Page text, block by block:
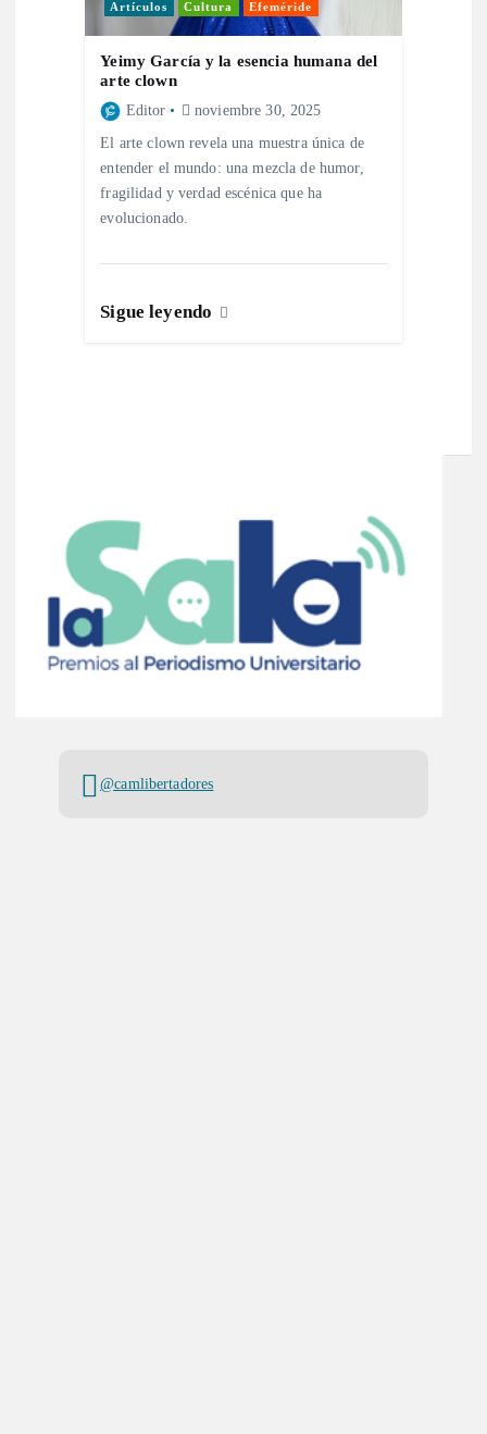
Artículos Cultura Efeméride
Yeimy García y la esencia humana del
arte clown
Editor noviembre 30, 2025
El arte clown revela una muestra única de
entender el mundo: una mezcla de humor,
fragilidad y verdad escénica que ha
evolucionado.
Sigue leyendo
@camlibertadores